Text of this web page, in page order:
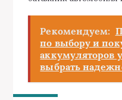
Рекомендуем:
по выбору и
аккумуляторов
выбрать